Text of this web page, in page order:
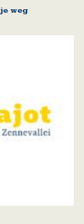
weg